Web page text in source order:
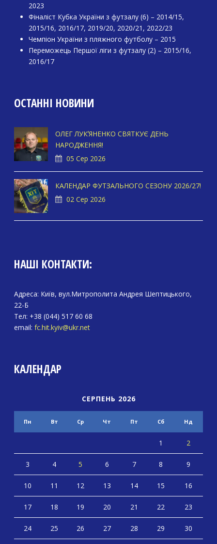
2023
Фіналіст Кубка України з футзалу (6) – 2014/15,
2015/16, 2016/17, 2019/20, 2020/21, 2022/23
Чемпіон України з пляжного футболу – 2015
Переможець Першої ліги з футзалу (2) – 2015/16,
2016/17
ОСТАННІ НОВИНИ
ОЛЕГ ЛУКʼЯНЕНКО СВЯТКУЄ ДЕНЬ
НАРОДЖЕННЯ!
05 Сер 2026
КАЛЕНДАР ФУТЗАЛЬНОГО СЕЗОНУ 2026/27!
02 Сер 2026
НАШІ КОНТАКТИ:
Адреса: Київ, вул.Митрополита Андрея Шептицького,
22-Б
Тел: +38 (044) 517 60 68
email: fc.hit.kyiv@ukr.net
КАЛЕНДАР
СЕРПЕНЬ 2026
Пн Вт Ср Чт Пт Сб Нд
1 2
3 4 5 6 7 8 9
10 11 12 13 14 15 16
17 18 19 20 21 22 23
24 25 26 27 28 29 30